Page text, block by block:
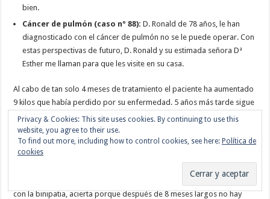
bien.
Cáncer de pulmón (caso nº 88):D. Ronald de 78 años, le han
diagnosticado con el cáncer de pulmón no se le puede operar. Con
estas perspectivas de futuro, D. Ronald y su estimada señora Dª
Esther me llaman para que les visite en su casa.
Al cabo de tan solo 4 meses de tratamiento el paciente ha aumentado
9 kilos que había perdido por su enfermedad. 5 años más tarde sigue
con vida y ha recuperado otros 5 kilos más y según sus propias
palabras “estoy hecho un chaval”.
Cáncer de pulmón (caso nº 618):
caso no hay mucho que hacer, decide unir fuerzas y usar en compañía
con la binipatia, acierta porque después de 8 meses largos no hay